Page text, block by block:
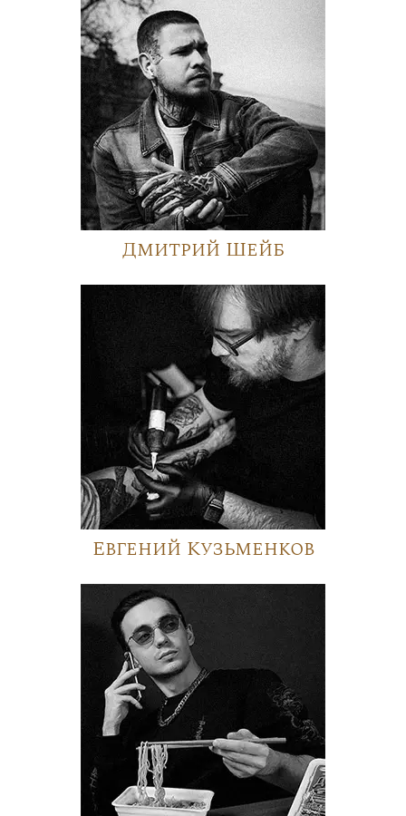
Дмитрий Шейб
Евгений Кузьменков